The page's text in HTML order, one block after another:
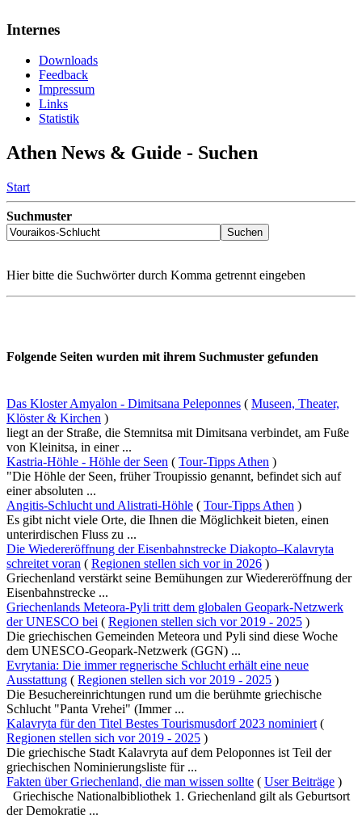
Internes
Downloads
Feedback
Impressum
Links
Statistik
Athen News & Guide - Suchen
Start
Suchmuster
Hier bitte die Suchwörter durch Komma getrennt eingeben
Folgende Seiten wurden mit ihrem Suchmuster gefunden
Das Kloster Amyalon - Dimitsana Peleponnes ( Museen, Theater,
Klöster & Kirchen )
liegt an der Straße, die Stemnitsa mit Dimitsana verbindet, am Fuße
von Kleinitsa, in einer ...
Kastria-Höhle - Höhle der Seen ( Tour-Tipps Athen )
"Die Höhle der Seen, früher Troupissio genannt, befindet sich auf
einer absoluten ...
Angitis-Schlucht und Alistrati-Höhle ( Tour-Tipps Athen )
Es gibt nicht viele Orte, die Ihnen die Möglichkeit bieten, einen
unterirdischen Fluss zu ...
Die Wiedereröffnung der Eisenbahnstrecke Diakopto–Kalavryta
schreitet voran ( Regionen stellen sich vor in 2026 )
Griechenland verstärkt seine Bemühungen zur Wiedereröffnung der
Eisenbahnstrecke ...
Griechenlands Meteora-Pyli tritt dem globalen Geopark-Netzwerk
der UNESCO bei ( Regionen stellen sich vor 2019 - 2025 )
Die griechischen Gemeinden Meteora und Pyli sind diese Woche
dem UNESCO-Geopark-Netzwerk (GGN) ...
Evrytania: Die immer regnerische Schlucht erhält eine neue
Ausstattung ( Regionen stellen sich vor 2019 - 2025 )
Die Besuchereinrichtungen rund um die berühmte griechische
Schlucht "Panta Vrehei" (Immer ...
Kalavryta für den Titel Bestes Tourismusdorf 2023 nominiert (
Regionen stellen sich vor 2019 - 2025 )
Die griechische Stadt Kalavryta auf dem Peloponnes ist Teil der
griechischen Nominierungsliste für ...
Fakten über Griechenland, die man wissen sollte ( User Beiträge )
Griechische Nationalbibliothek 1. Griechenland gilt als Geburtsort
der Demokratie ...